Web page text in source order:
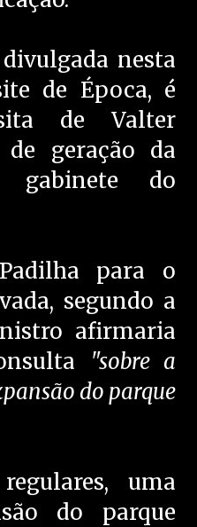
nesta
de Época, é
de Valter
de geração da
gabinete do
para o
segundo a
afirmaria
"sobre a
do parque
uma
do parque